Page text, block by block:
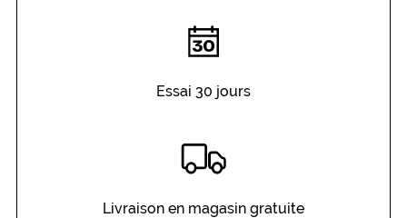
Essai 30 jours
Livraison en magasin gratuite